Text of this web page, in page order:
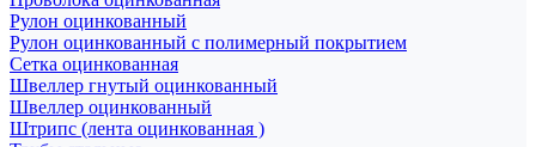
Рулон оцинкованный
Рулон оцинкованный с полимерный покрытием
Сетка оцинкованная
Швеллер гнутый оцинкованный
Швеллер оцинкованный
Штрипс (лента оцинкованная )